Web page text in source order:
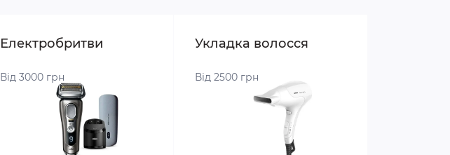
Електробритви
Від 3000 грн
Укладка волосся
Від 2500 грн